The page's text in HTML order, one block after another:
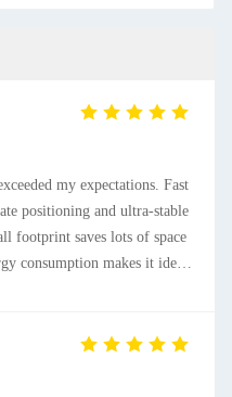
my expectations. Fast
positioning and ultra-stable
footprint saves lots of space
consumption makes it ideal